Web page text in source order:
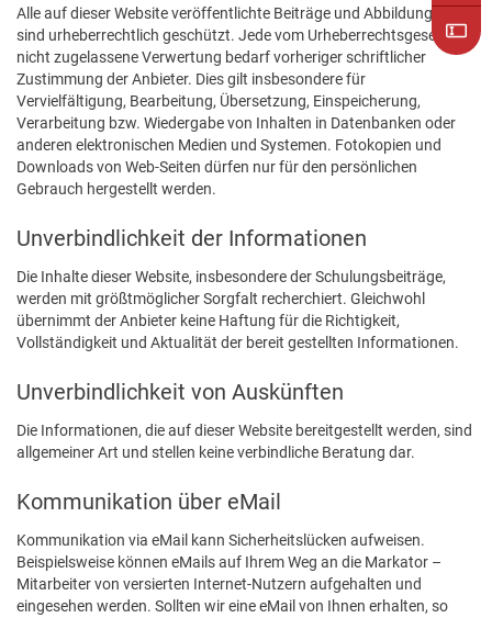
Alle auf dieser Website veröffentlichte Beiträge und Abbildungen
sind urheberrechtlich geschützt. Jede vom Urheberrechtsgesetz
nicht zugelassene Verwertung bedarf vorheriger schriftlicher
Zustimmung der Anbieter. Dies gilt insbesondere für
Vervielfältigung, Bearbeitung, Übersetzung, Einspeicherung,
Verarbeitung bzw. Wiedergabe von Inhalten in Datenbanken oder
anderen elektronischen Medien und Systemen. Fotokopien und
Downloads von Web-Seiten dürfen nur für den persönlichen
Gebrauch hergestellt werden.
Unverbindlichkeit der Informationen
Die Inhalte dieser Website, insbesondere der Schulungsbeiträge,
werden mit größtmöglicher Sorgfalt recherchiert. Gleichwohl
übernimmt der Anbieter keine Haftung für die Richtigkeit,
Vollständigkeit und Aktualität der bereit gestellten Informationen.
Unverbindlichkeit von Auskünften
Die Informationen, die auf dieser Website bereitgestellt werden, sind
allgemeiner Art und stellen keine verbindliche Beratung dar.
Kommunikation über eMail
Kommunikation via eMail kann Sicherheitslücken aufweisen.
Beispielsweise können eMails auf Ihrem Weg an die Markator –
Mitarbeiter von versierten Internet-Nutzern aufgehalten und
eingesehen werden. Sollten wir eine eMail von Ihnen erhalten, so